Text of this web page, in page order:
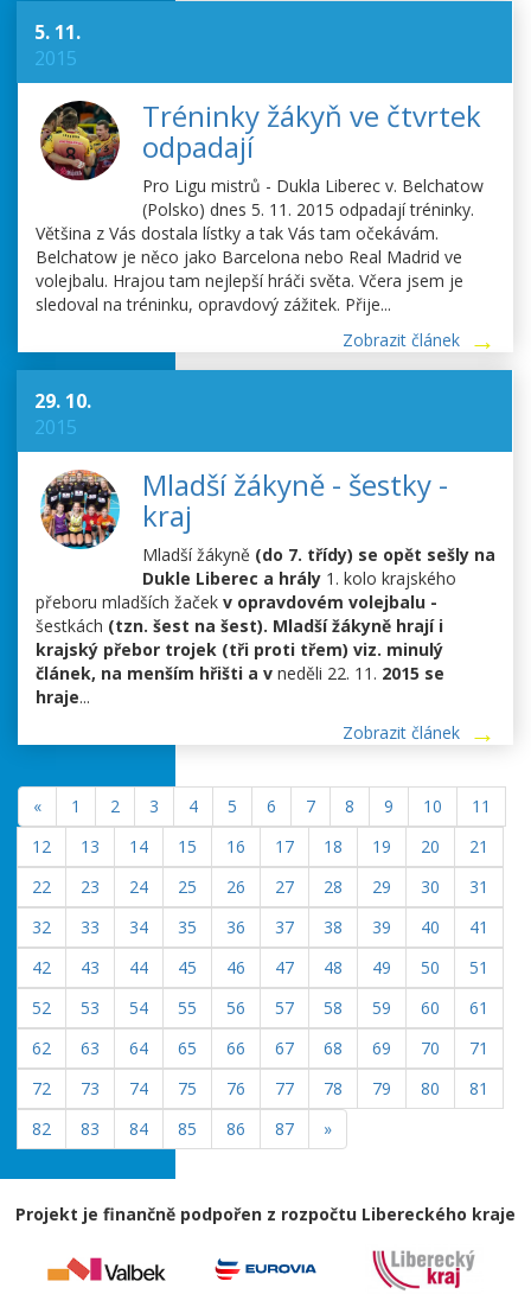
5. 11.
2015
Tréninky žákyň ve čtvrtek
odpadají
Pro Ligu mistrů - Dukla Liberec v. Belchatow
(Polsko) dnes 5. 11. 2015 odpadají tréninky.
Většina z Vás dostala lístky a tak Vás tam očekávám.
Belchatow je něco jako Barcelona nebo Real Madrid ve
volejbalu. Hrajou tam nejlepší hráči světa. Včera jsem je
sledoval na tréninku, opravdový zážitek. Přije...
Zobrazit článek
29. 10.
2015
Mladší žákyně - šestky -
kraj
Mladší žákyně (do 7. třídy) se opět sešly na
Dukle Liberec a hrály 1. kolo krajského
přeboru mladších žaček v opravdovém volejbalu -
šestkách (tzn. šest na šest). Mladší žákyně hrají i
krajský přebor trojek (tři proti třem) viz. minulý
článek, na menším hřišti a v neděli 22. 11. 2015 se
hraje...
Zobrazit článek
« 1 2 3 4 5 6 7 8 9 10
11
12
13 14 15 16 17 18 19 20
21
22
23 24 25 26 27 28 29 30
31
32
33 34 35 36 37 38 39 40
41
42
43 44 45 46 47 48 49 50
51
52
53 54 55 56 57 58 59 60
61
62
63 64 65 66 67 68 69 70
71
72
73 74 75 76 77 78 79 80
81
82
83 84 85 86 87 »
Projekt je finančně podpořen z rozpočtu Libereckého kraje